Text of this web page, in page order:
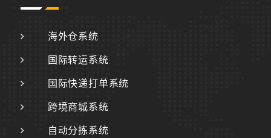
海外仓系统
国际转运系统
国际快递打单系统
跨境商城系统
自动分拣系统